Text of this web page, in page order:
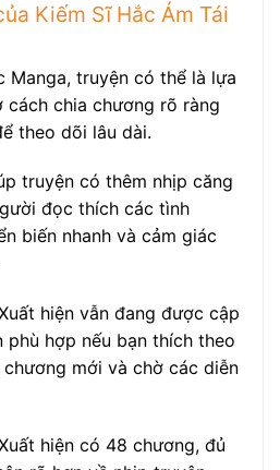
Kiếm Sĩ Hắc Ám Tái
Manga, truyện có thể là lựa
cách chia chương rõ ràng
theo dõi lâu dài.
truyện có thêm nhịp căng
đọc thích các tình
biến nhanh và cảm giác
hiện vẫn đang được cập
phù hợp nếu bạn thích theo
mới và chờ các diễn
hiện có 48 chương, đủ